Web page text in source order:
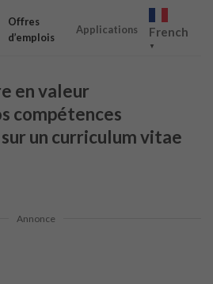
Offres
d’emplois
Applications French
▼
en valeur
compétences
un curriculum vitae
Annonce